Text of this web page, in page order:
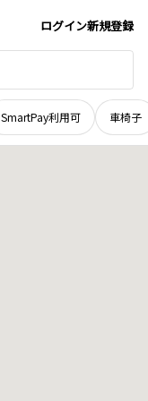
ログイン新規登録
SmartPay利用可 車椅子